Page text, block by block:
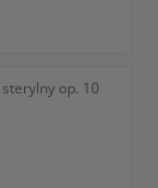
op. 10